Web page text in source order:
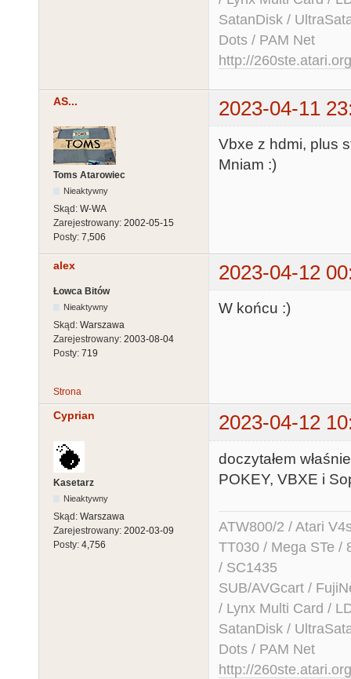
SatanDisk /
Dots / PAM Net
http://260ste.atari.org
AS... 2023-04-11
Toms Atarowiec
Nieaktywny
Skąd: W-WA
Zarejestrowany: 2002-05-15
Posty: 7,506
Vbxe z hdmi, plus
Mniam :)
alex 2023-04-12
Łowca Bitów
Nieaktywny
Skąd: Warszawa
Zarejestrowany: 2003-08-04
Posty: 719
W końcu :)
Strona
Cyprian 2023-04-12
Kasetarz
Nieaktywny
Skąd: Warszawa
Zarejestrowany: 2002-03-09
Posty: 4,756
doczytałem
POKEY, VBXE i
ATW800/2 / Atari
TT030 / Mega STe /
/ SC1435
SUB/AVGcart /
/ Lynx Multi Card /
SatanDisk /
Dots / PAM Net
http://260ste.atari.org